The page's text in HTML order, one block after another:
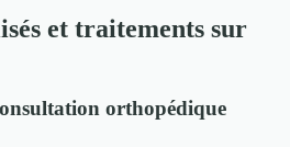
et traitements sur
orthopédique